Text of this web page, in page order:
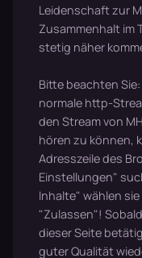
Leidenschaft zur
Zusammenhalt im
stetig näher
Bitte beachten
normale http-
den Stream von
hören zu können,
Adresszeile des
Einstellungen"
Inhalte" wählen
"Zulassen"!
dieser Seite
guter Qualität